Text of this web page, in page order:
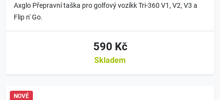
Axglo Přepravní taška pro golfový vozíkk Tri-360 V1, V2, V3 a
Flip n' Go.
590 Kč
Skladem
NOVÉ